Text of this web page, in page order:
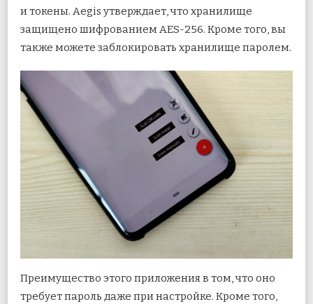
и токены. Aegis утверждает, что хранилище
защищено шифрованием AES-256. Кроме того, вы
также можете заблокировать хранилище паролем.
Преимущество этого приложения в том, что оно
требует пароль даже при настройке. Кроме того,